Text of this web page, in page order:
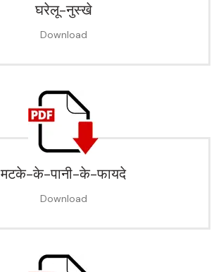
घरेलू-नुस्खे
Download
मटके-के-पानी-के-फायदे
Download